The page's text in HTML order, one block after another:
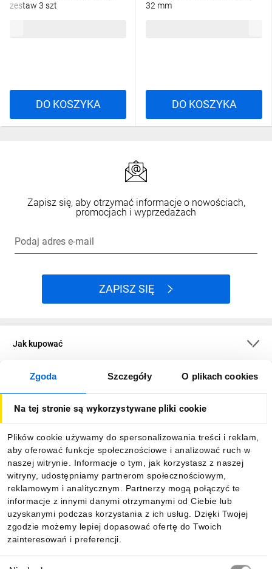
Zgoda Szczegóły O plikach cookies
Na tej stronie są wykorzystywane pliki cookie
Plików cookie używamy do spersonalizowania treści i reklam,
aby oferować funkcje społecznościowe i analizować ruch w
naszej witrynie. Informacje o tym, jak korzystasz z naszej
witryny, udostępniamy partnerom społecznościowym,
reklamowym i analitycznym. Partnerzy mogą połączyć te
informacje z innymi danymi otrzymanymi od Ciebie lub
uzyskanymi podczas korzystania z ich usług. Dzięki Twojej
zgodzie możemy lepiej dopasować ofertę do Twoich
zainteresowań i preferencji.
zestaw 3 szt
DO KOSZYKA
32 mm
DO KOSZYKA
Zapisz się, aby otrzymać informacje o nowościach,
promocjach i wyprzedażach
Podaj adres e-mail
ZAPISZ SIĘ
Jak kupować
O firmie
Informacje
Pobierz naszą aplikację mobilną: